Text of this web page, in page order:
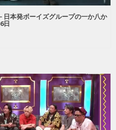
日本発ボーイズグループの一か八か
日